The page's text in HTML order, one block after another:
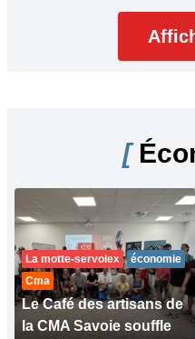
[
La motte-servolex
économie
Cma
Le Café des artisans de
la CMA Savoie souffle